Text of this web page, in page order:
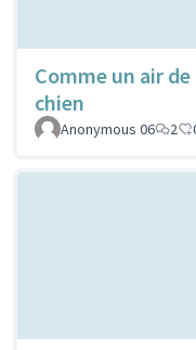
Comme un air de
chien
Anonymous 06
2